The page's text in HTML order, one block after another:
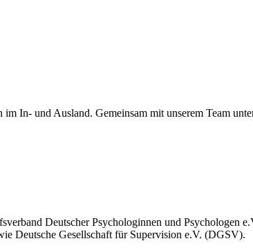
In- und Ausland. Gemeinsam mit unserem Team
Deutscher Psychologinnen und Psychologen
Deutsche Gesellschaft für Supervision e.V. (DGSV).